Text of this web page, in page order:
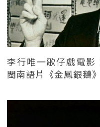
李行唯一歌仔戲電影
閩南語片《金鳳銀鵝》